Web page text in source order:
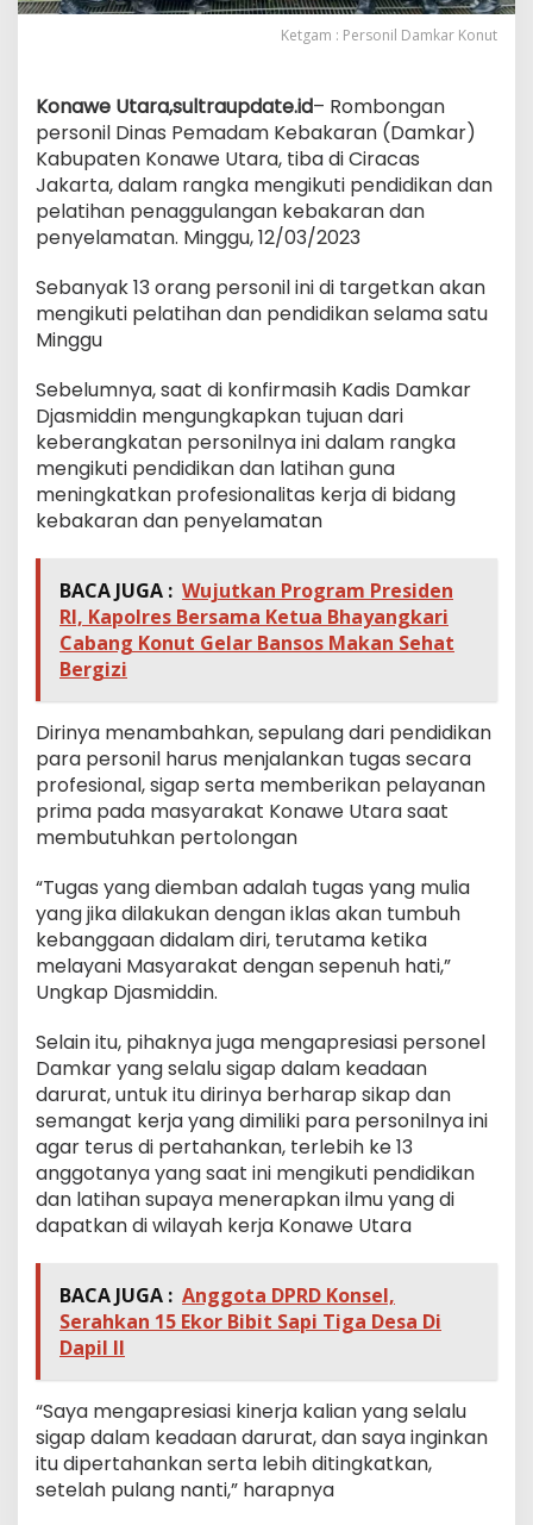
Ketgam : Personil Damkar Konut
Konawe Utara,sultraupdate.id– Rombongan
personil Dinas Pemadam Kebakaran (Damkar)
Kabupaten Konawe Utara, tiba di Ciracas
Jakarta, dalam rangka mengikuti pendidikan dan
pelatihan penaggulangan kebakaran dan
penyelamatan. Minggu, 12/03/2023
Sebanyak 13 orang personil ini di targetkan akan
mengikuti pelatihan dan pendidikan selama satu
Minggu
Sebelumnya, saat di konfirmasih Kadis Damkar
Djasmiddin mengungkapkan tujuan dari
keberangkatan personilnya ini dalam rangka
mengikuti pendidikan dan latihan guna
meningkatkan profesionalitas kerja di bidang
kebakaran dan penyelamatan
BACA JUGA : Wujutkan Program Presiden
RI, Kapolres Bersama Ketua Bhayangkari
Cabang Konut Gelar Bansos Makan Sehat
Bergizi
Dirinya menambahkan, sepulang dari pendidikan
para personil harus menjalankan tugas secara
profesional, sigap serta memberikan pelayanan
prima pada masyarakat Konawe Utara saat
membutuhkan pertolongan
“Tugas yang diemban adalah tugas yang mulia
yang jika dilakukan dengan iklas akan tumbuh
kebanggaan didalam diri, terutama ketika
melayani Masyarakat dengan sepenuh hati,”
Ungkap Djasmiddin.
Selain itu, pihaknya juga mengapresiasi personel
Damkar yang selalu sigap dalam keadaan
darurat, untuk itu dirinya berharap sikap dan
semangat kerja yang dimiliki para personilnya ini
agar terus di pertahankan, terlebih ke 13
anggotanya yang saat ini mengikuti pendidikan
dan latihan supaya menerapkan ilmu yang di
dapatkan di wilayah kerja Konawe Utara
BACA JUGA : Anggota DPRD Konsel,
Serahkan 15 Ekor Bibit Sapi Tiga Desa Di
Dapil II
“Saya mengapresiasi kinerja kalian yang selalu
sigap dalam keadaan darurat, dan saya inginkan
itu dipertahankan serta lebih ditingkatkan,
setelah pulang nanti,” harapnya